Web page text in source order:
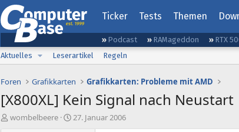
Ticker Tests Themen
Podcast RAMageddon RTX
Aktuelles
Leserartikel Regeln
Foren Grafikkarten Grafikkarten: Probleme mit AMD
[X800XL] Kein Signal nach Neustart
E
wombelbeere
E
27. Januar 2006